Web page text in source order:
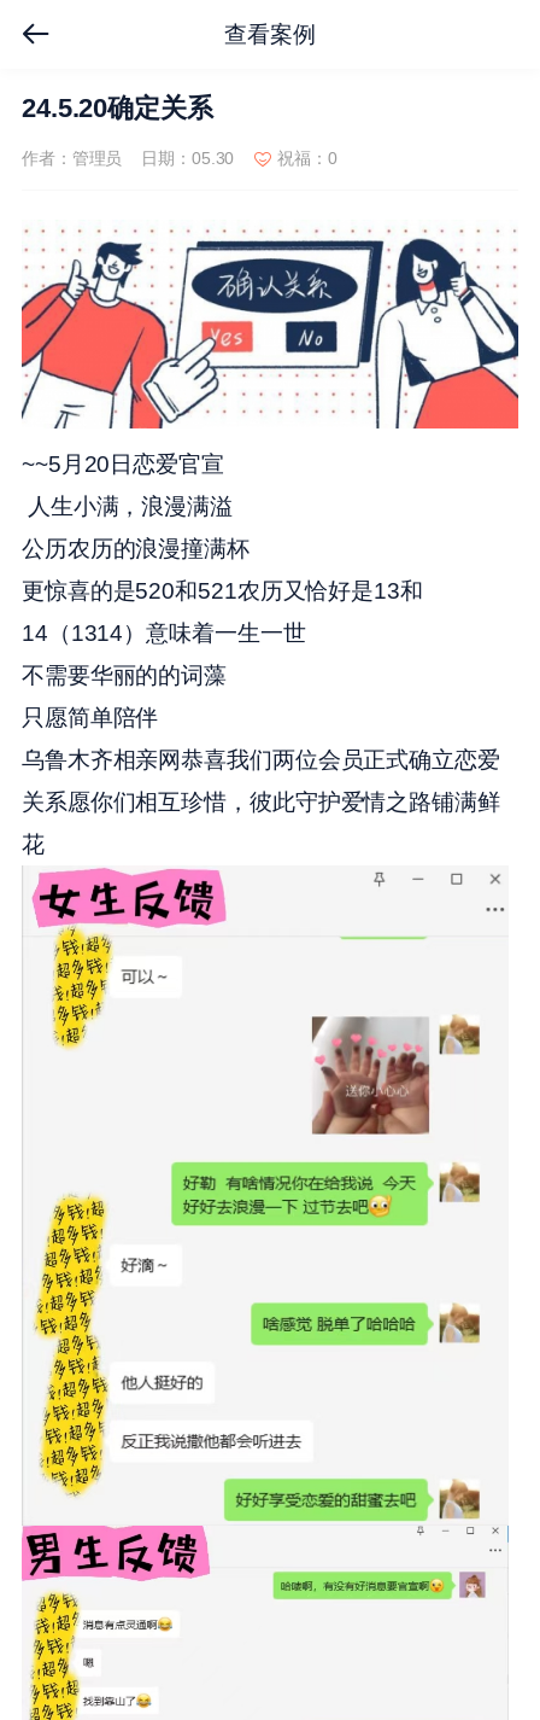
查看案例
24.5.20确定关系
作者：管理员 日期：05.30 祝福：0
~~5月20日恋爱官宣
人生小满，浪漫满溢
公历农历的浪漫撞满杯
更惊喜的是520和521农历又恰好是13和
14（1314）意味着一生一世
不需要华丽的的词藻
只愿简单陪伴
乌鲁木齐相亲网恭喜我们两位会员正式确立恋爱
关系愿你们相互珍惜，彼此守护爱情之路铺满鲜
花